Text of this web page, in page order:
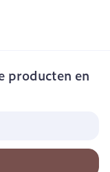
producten en